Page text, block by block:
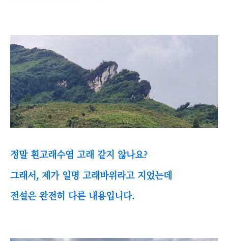
정말 흰고래수염 고래 같지 않나요?
그래서, 제가 일명 고래바위라고 지었는데
전설은 완전히 다른 내용입니다.